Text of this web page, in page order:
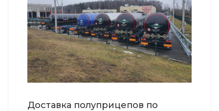
Доставка полуприцепов по